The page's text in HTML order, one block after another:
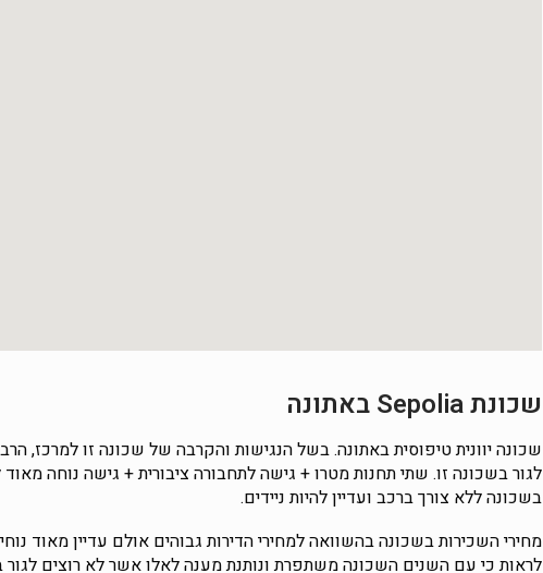
שכונת Sepolia באתונה
שכונה יוונית טיפוסית באתונה. בשל הנגישות והקרבה של שכונה זו למרכז,
לגור בשכונה זו. שתי תחנות מטרו + גישה לתחבורה ציבורית + גישה נוחה
בשכונה ללא צורך ברכב ועדיין להיות ניידים.
מחירי השכירות בשכונה בהשוואה למחירי הדירות גבוהים אולם עדיין מאוד
לראות כי עם השנים השכונה משתפרת ונותנת מענה לאלו אשר לא רוצים לגור